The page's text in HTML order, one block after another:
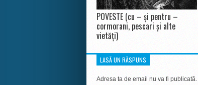
POVESTE (cu – și pentru –
cormorani, pescari și alte
vietăți)
LASĂ UN RĂSPUNS
Adresa ta de email nu va fi publicată.